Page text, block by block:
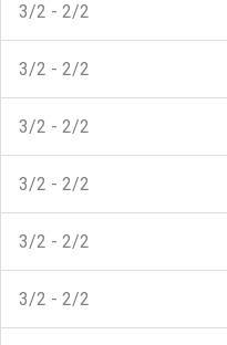
3/2 - 2/2
3/2 - 2/2
3/2 - 2/2
3/2 - 2/2
3/2 - 2/2
3/2 - 2/2